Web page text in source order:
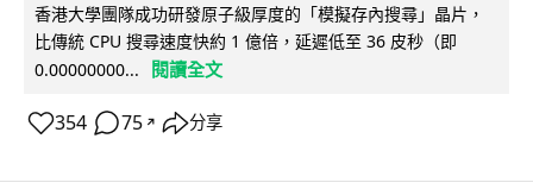
香港大學團隊成功研發原子級厚度的「模擬存內搜尋」晶片，
比傳統 CPU 搜尋速度快約 1 億倍，延遲低至 36 皮秒（即
0.00000000...
閱讀全文
354 75 ↗ 分享